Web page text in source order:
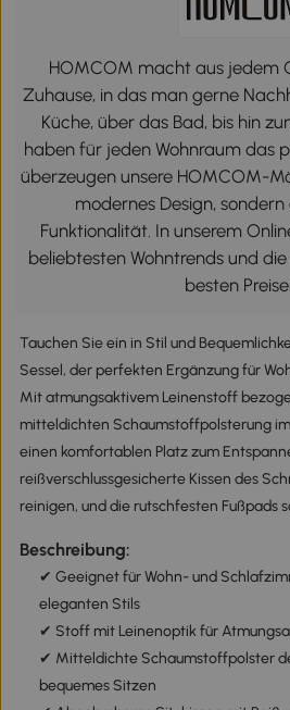
HOMCOM macht aus jedem
Zuhause, in das man gerne
Küche, über das Bad, bis hin
haben für jeden Wohnraum das
überzeugen unsere HOMCOM-
modernes Design,
Funktionalität. In unserem
beliebtesten Wohntrends und
besten
Tauchen Sie ein in Stil und
Sessel, der perfekten Ergänzung für
Mit atmungsaktivem Leinenstoff
mitteldichten Schaumstoffpolsterung
einen komfortablen Platz zum
reißverschlussgesicherte Kissen des
reinigen, und die rutschfesten Fußpads
Beschreibung:
✔ Geeignet für Wohn- und
eleganten Stils
✔ Stoff mit Leinenoptik für
✔ Mitteldichte Schaumstoffpolster
bequemes Sitzen